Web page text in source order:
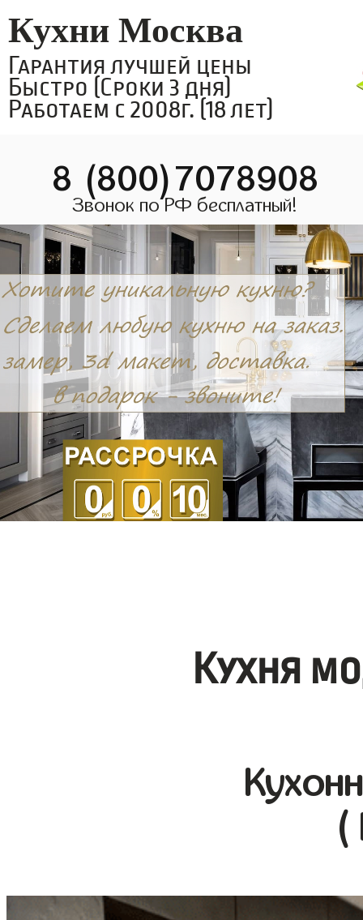
Кухни Москва
Гарантия лучшей цены
Быстро (Сроки 3 дня)
Работаем с 2008г. (18 лет)
8 (800)7078908
Звонок по РФ бесплатный!
Кухня
(